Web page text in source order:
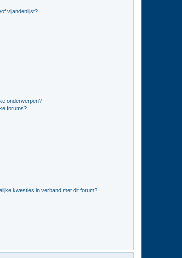
vijandenlijst?
onderwerpen?
forums?
kwesties in verband met dit forum?